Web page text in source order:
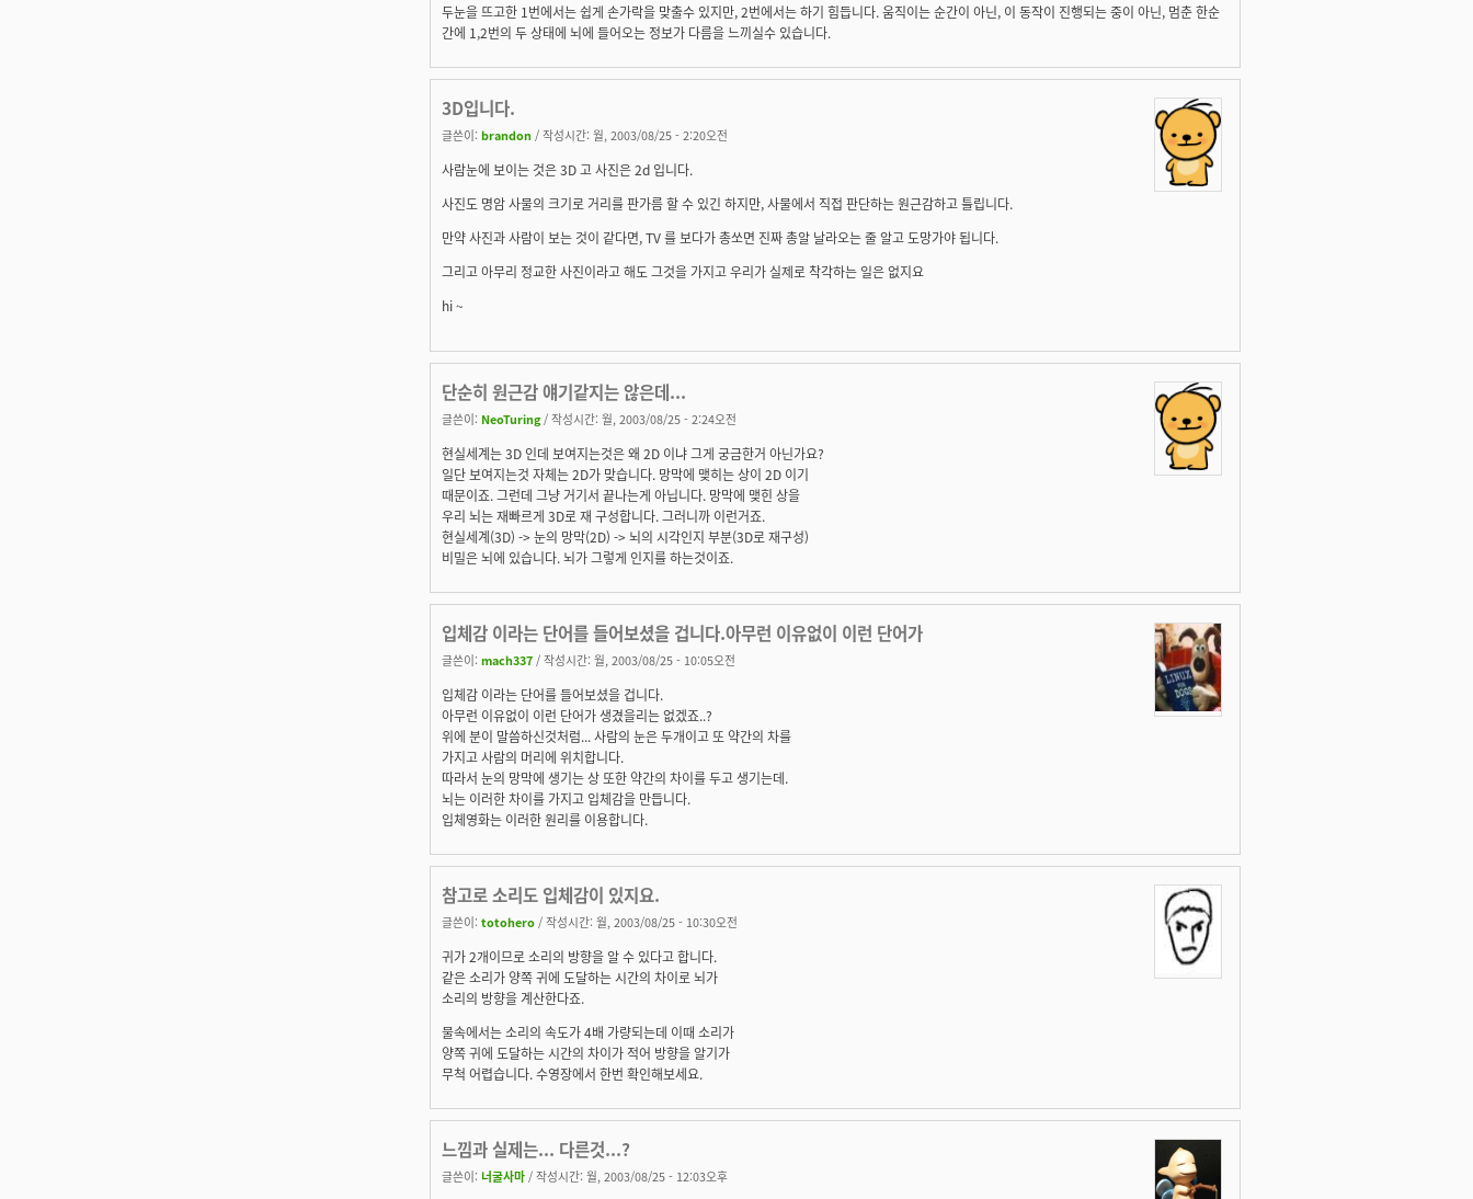
두눈을 뜨고한 1번에서는 쉽게 손가락을 맞출수 있지만, 2번에서는 하기 힘듭니다. 움직이는 순간이 아닌, 이 동작이 진행되는 중이 아닌, 멈춘 한순
간에 1,2번의 두 상태에 뇌에 들어오는 정보가 다름을 느끼실수 있습니다.
3D입니다.
글쓴이: brandon / 작성시간: 월, 2003/08/25 - 2:20오전
사람눈에 보이는 것은 3D 고 사진은 2d 입니다.
사진도 명암 사물의 크기로 거리를 판가름 할 수 있긴 하지만, 사물에서 직접 판단하는 원근감하고 틀립니다.
만약 사진과 사람이 보는 것이 같다면, TV 를 보다가 총쏘면 진짜 총알 날라오는 줄 알고 도망가야 됩니다.
그리고 아무리 정교한 사진이라고 해도 그것을 가지고 우리가 실제로 착각하는 일은 없지요
hi ~
단순히 원근감 얘기같지는 않은데...
글쓴이: NeoTuring/ 작성시간: 월, 2003/08/25 - 2:24오전
현실세계는 3D 인데 보여지는것은 왜 2D 이냐 그게 궁금한거 아닌가요?
일단 보여지는것 자체는 2D가 맞습니다. 망막에 맺히는 상이 2D 이기
때문이죠. 그런데 그냥 거기서 끝나는게 아닙니다. 망막에 맺힌 상을
우리 뇌는 재빠르게 3D로 재 구성합니다. 그러니까 이런거죠.
현실세계(3D) -> 눈의 망막(2D) -> 뇌의 시각인지 부분(3D로 재구성)
비밀은 뇌에 있습니다. 뇌가 그렇게 인지를 하는것이죠.
입체감 이라는 단어를 들어보셨을 겁니다.아무런 이유없이 이런 단어가
글쓴이: mach337 / 작성시간: 월, 2003/08/25 - 10:05오전
입체감 이라는 단어를 들어보셨을 겁니다.
아무런 이유없이 이런 단어가 생겼을리는 없겠죠..?
위에 분이 말씀하신것처럼... 사람의 눈은 두개이고 또 약간의 차를
가지고 사람의 머리에 위치합니다.
따라서 눈의 망막에 생기는 상 또한 약간의 차이를 두고 생기는데.
뇌는 이러한 차이를 가지고 입체감을 만듭니다.
입체영화는 이러한 원리를 이용합니다.
참고로 소리도 입체감이 있지요.
글쓴이: totohero / 작성시간: 월, 2003/08/25 - 10:30오전
귀가 2개이므로 소리의 방향을 알 수 있다고 합니다.
같은 소리가 양쪽 귀에 도달하는 시간의 차이로 뇌가
소리의 방향을 계산한다죠.
물속에서는 소리의 속도가 4배 가량되는데 이때 소리가
양쪽 귀에 도달하는 시간의 차이가 적어 방향을 알기가
무척 어렵습니다. 수영장에서 한번 확인해보세요.
느낌과 실제는... 다른것...?
글쓴이: 너굴사마 / 작성시간: 월, 2003/08/25 - 12:03오후